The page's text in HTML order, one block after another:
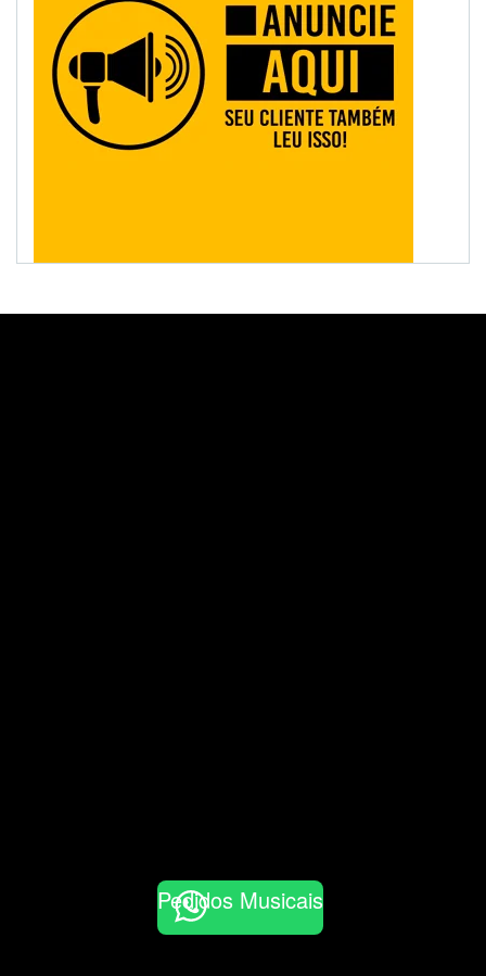
Pedidos Musicais